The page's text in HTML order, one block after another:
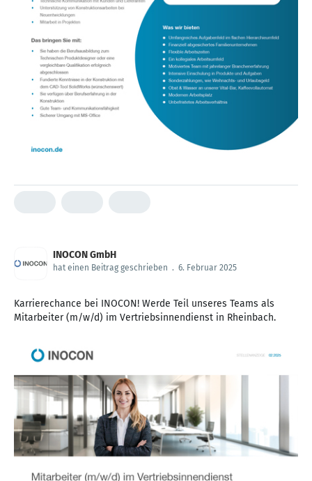
INOCON GmbH
hat einen Beitrag geschrieben . 6. Februar 2025
Karrierechance bei INOCON! Werde Teil unseres Teams als
Mitarbeiter (m/w/d) im Vertriebsinnendienst in Rheinbach.